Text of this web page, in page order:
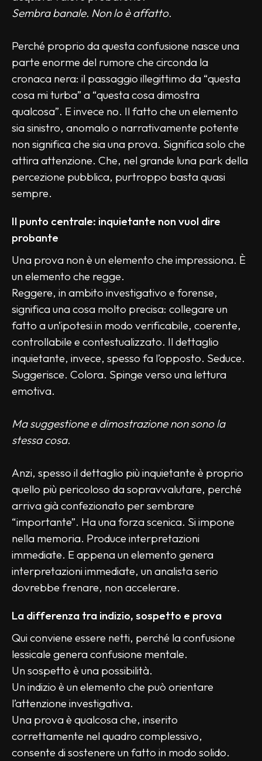
Sembra banale. Non lo è affatto.
Perché proprio da questa confusione nasce una
parte enorme del rumore che circonda la
cronaca nera: il passaggio illegittimo da “questa
cosa mi turba” a “questa cosa dimostra
qualcosa”. E invece no. Il fatto che un elemento
sia sinistro, anomalo o narrativamente potente
non significa che sia una prova. Significa solo che
attira attenzione. Che, nel grande luna park della
percezione pubblica, purtroppo basta quasi
sempre.
Il punto centrale: inquietante non vuol dire
probante
Una prova non è un elemento che impressiona. È
un elemento che regge.
Reggere, in ambito investigativo e forense,
significa una cosa molto precisa: collegare un
fatto a un’ipotesi in modo verificabile, coerente,
controllabile e contestualizzato. Il dettaglio
inquietante, invece, spesso fa l’opposto. Seduce.
Suggerisce. Colora. Spinge verso una lettura
emotiva.
Ma suggestione e dimostrazione non sono la
stessa cosa.
Anzi, spesso il dettaglio più inquietante è proprio
quello più pericoloso da sopravvalutare, perché
arriva già confezionato per sembrare
“importante”. Ha una forza scenica. Si impone
nella memoria. Produce interpretazioni
immediate. E appena un elemento genera
interpretazioni immediate, un analista serio
dovrebbe frenare, non accelerare.
La differenza tra indizio, sospetto e prova
Qui conviene essere netti, perché la confusione
lessicale genera confusione mentale.
Un sospetto è una possibilità.
Un indizio è un elemento che può orientare
l’attenzione investigativa.
Una prova è qualcosa che, inserito
correttamente nel quadro complessivo,
consente di sostenere un fatto in modo solido.